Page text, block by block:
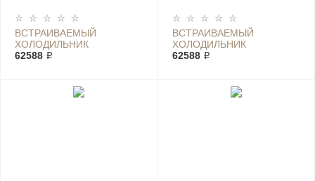
ВСТРАИВАЕМЫЙ
ХОЛОДИЛЬНИК
ELECTROLUX ERG 29710
62588 ₽
ВСТРАИВАЕМЫЙ
ХОЛОДИЛЬНИК
ELECTROLUX ERG 29750
62588 ₽